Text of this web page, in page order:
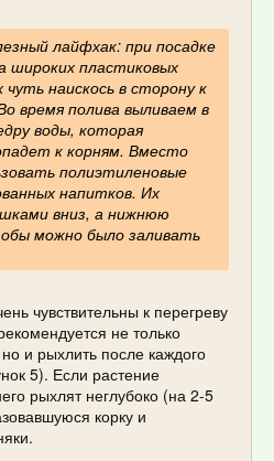
лайфхак: при посадке
широких пластиковых
наискось в сторону к
время полива выливаем в
воды, которая
к корням. Вместо
полиэтиленовые
напитков. Их
вниз, а нижнюю
можно было заливать
чувствительны к перегреву
не только
и рыхлить после каждого
5). Если растение
рыхлят неглубоко (на 2-5
корку и